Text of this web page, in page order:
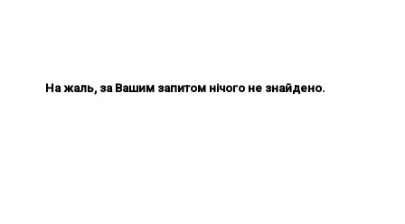
На жаль, за Вашим запитом нічого не знайдено.